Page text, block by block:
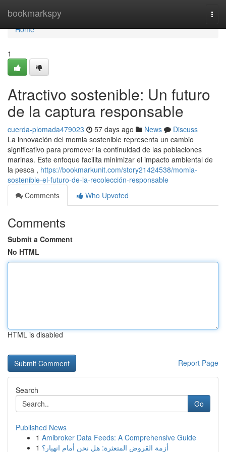
bookmarkspy
Home
Home
1
Atractivo sostenible: Un futuro
de la captura responsable
cuerda-plomada479023 57 days ago News
Discuss
La innovación del momia sostenible representa un cambio
significativo para promover la continuidad de las poblaciones
marinas. Este enfoque facilita minimizar el impacto ambiental de
la pesca , https://bookmarkunit.com/story21424538/momia-
sostenible-el-futuro-de-la-recolección-responsable
Comments
Who Upvoted
Comments
Submit a Comment
No HTML
HTML is disabled
Report Page
Search
Go
Published News
1 Amibroker Data Feeds: A Comprehensive Guide
1 أزمة القروض المتعثرة: هل نحن أمام انهيار؟